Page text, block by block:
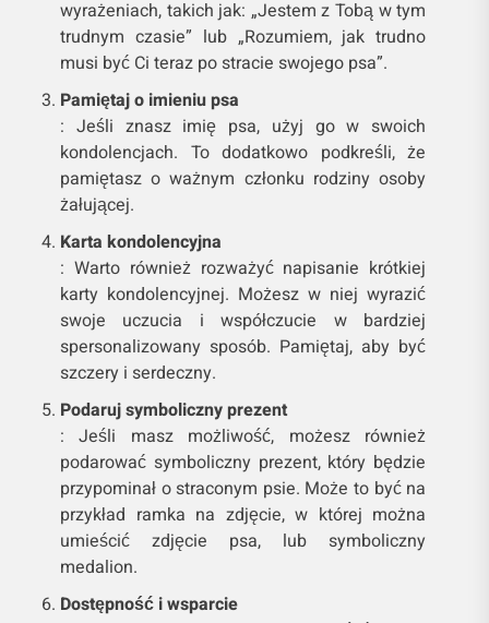
wyrażeniach, takich jak: „Jestem z Tobą w tym
trudnym czasie” lub „Rozumiem, jak trudno
musi być Ci teraz po stracie swojego psa”.
Pamiętaj o imieniu psa
: Jeśli znasz imię psa, użyj go w swoich
kondolencjach. To dodatkowo podkreśli, że
pamiętasz o ważnym członku rodziny osoby
żałującej.
Karta kondolencyjna
: Warto również rozważyć napisanie krótkiej
karty kondolencyjnej. Możesz w niej wyrazić
swoje uczucia i współczucie w bardziej
spersonalizowany sposób. Pamiętaj, aby być
szczery i serdeczny.
Podaruj symboliczny prezent
: Jeśli masz możliwość, możesz również
podarować symboliczny prezent, który będzie
przypominał o straconym psie. Może to być na
przykład ramka na zdjęcie, w której można
umieścić zdjęcie psa, lub symboliczny
medalion.
Dostępność i wsparcie